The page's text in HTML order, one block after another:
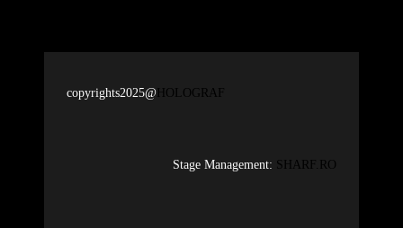
copyrights2025@ HOLOGRAF
Stage Management: SHARF.RO